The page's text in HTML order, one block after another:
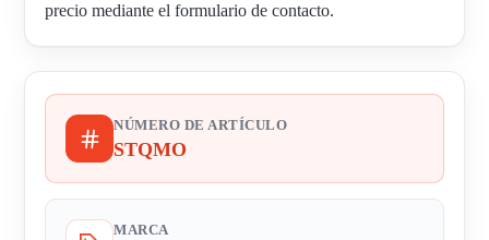
precio mediante el formulario de contacto.
NÚMERO DE ARTÍCULO
STQMO
MARCA